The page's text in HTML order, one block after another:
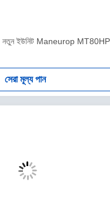
নতুন ইউনিট Maneurop
সেরা মূল্য পান